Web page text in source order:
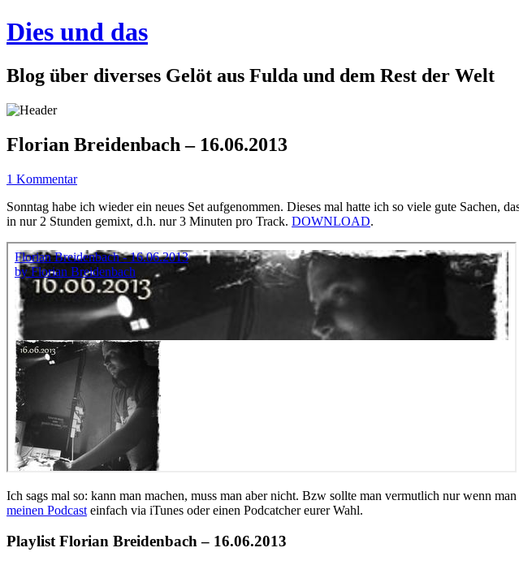
Dies und das
Blog über diverses Gelöt aus Fulda und dem Rest der Welt
Florian Breidenbach – 16.06.2013
1 Kommentar
Sonntag habe ich wieder ein neues Set aufgenommen. Dieses mal hatte ich so viele gute
in nur 2 Stunden gemixt, d.h. nur 3 Minuten pro Track. DOWNLOAD.
Ich sags mal so: kann man machen, muss man aber nicht. Bzw sollte man vermutlich nur wenn man
meinen Podcast einfach via iTunes oder einen Podcatcher eurer Wahl.
Playlist Florian Breidenbach – 16.06.2013